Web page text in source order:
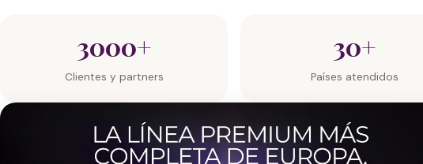
3000+
Clientes y partners
30+
Países atendidos